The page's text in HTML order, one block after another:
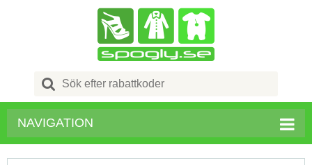
Search
for:
NAVIGATION